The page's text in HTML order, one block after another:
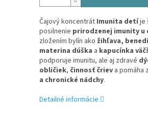
Čajový koncentrát Imunita detíje
posilnenie prirodzenej imunity u
zložením bylín ako žihľava,
materina dúška a kapucínka
podporuje imunitu, ale aj zdravé
obličiek, činnosť črieva pomáha
a chronické nádchy.
Detailné informácie